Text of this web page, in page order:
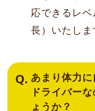
応できるレ
長）いたしま
あまり体力
ドライバー
ょうか？